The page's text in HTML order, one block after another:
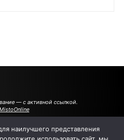
— с активной ссылкой.
АВТОРЫ РЕКЛАМА НА САЙТЕ
наилучшего представления